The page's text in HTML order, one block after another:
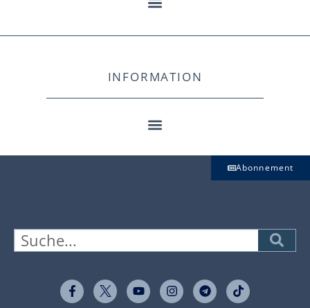
INFORMATION
Abonnement